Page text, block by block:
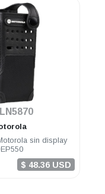
sin display
$ 48.36 USD